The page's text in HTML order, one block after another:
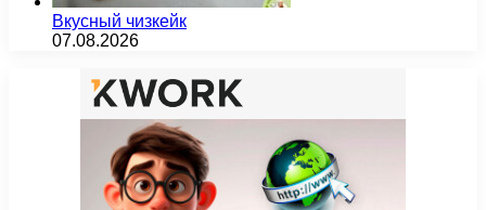
Вкусный чизкейк
07.08.2026